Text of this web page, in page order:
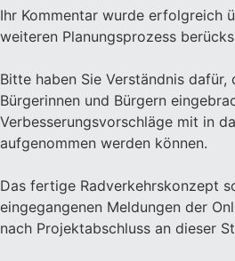
Ihr Kommentar wurde erfolgreich
weiteren Planungsprozess
Bitte haben Sie Verständnis
Bürgerinnen und Bürgern
Verbesserungsvorschläge mit in
aufgenommen werden können.
Das fertige Radverkehrskonzept
eingegangenen Meldungen der
nach Projektabschluss an dieser